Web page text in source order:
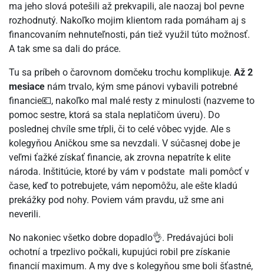
ma jeho slová potešili až prekvapili, ale naozaj bol pevne
rozhodnutý. Nakoľko mojim klientom rada pomáham aj s
financovaním nehnuteľnosti, pán tiež využil túto možnosť.
A tak sme sa dali do práce.
Tu sa príbeh o čarovnom domčeku trochu komplikuje. Až 2
mesiace nám trvalo, kým sme pánovi vybavili potrebné
financie💶, nakoľko mal malé resty z minulosti (nazveme to
pomoc sestre, ktorá sa stala neplatičom úveru). Do
poslednej chvíle sme tŕpli, či to celé vôbec vyjde. Ale s
kolegyňou Aničkou sme sa nevzdali. V súčasnej dobe je
veľmi ťažké získať financie, ak zrovna nepatríte k elite
národa. Inštitúcie, ktoré by vám v podstate mali pomôcť v
čase, keď to potrebujete, vám nepomôžu, ale ešte kladú
prekážky pod nohy. Poviem vám pravdu, už sme ani
neverili.
No nakoniec všetko dobre dopadlo👌. Predávajúci boli
ochotní a trpezlivo počkali, kupujúci robil pre získanie
financií maximum. A my dve s kolegyňou sme boli šťastné,